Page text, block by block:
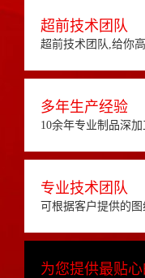
超前技术团队
超前技术团队,给你
多年生产经验
10余年专业制品深
专业技术团队
可根据客户提供的
为您提供最贴